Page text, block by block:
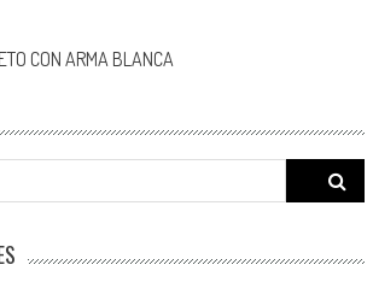
CON ARMA BLANCA
Search
for: